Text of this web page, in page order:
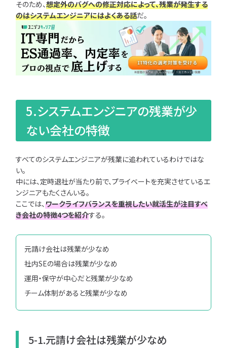
そのため、想定外のバグへの修正対応によって、残業が発生する
のはシステムエンジニアにはよくある話だ。
5.システムエンジニアの残業が少
ない会社の特徴
すべてのシステムエンジニアが残業に追われているわけではな
い。
中には、定時退社が当たり前で、プライベートを充実させているエ
ンジニアもたくさんいる。
ここでは、ワークライフバランスを重視したい就活生が注目すべ
き会社の特徴4つを紹介する。
元請け会社は残業が少なめ
社内SEの場合は残業が少なめ
運用・保守が中心だと残業が少なめ
チーム体制があると残業が少なめ
5-1.元請け会社は残業が少なめ